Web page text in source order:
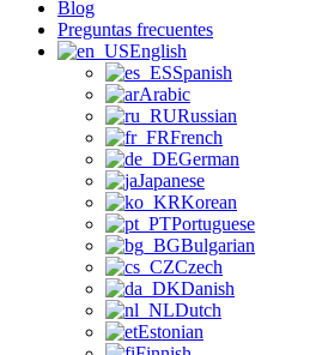
Blog
Preguntas frecuentes
English
Spanish
Arabic
Russian
French
German
Japanese
Korean
Portuguese
Bulgarian
Czech
Danish
Dutch
Estonian